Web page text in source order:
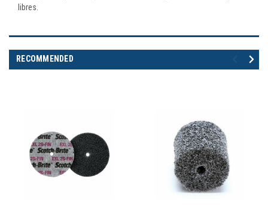
libres.
RECOMMENDED